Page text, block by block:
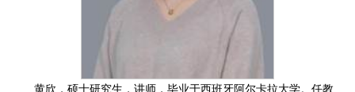
黄欣，硕士研究生，讲师，毕业于西班牙阿尔卡拉大学。任教